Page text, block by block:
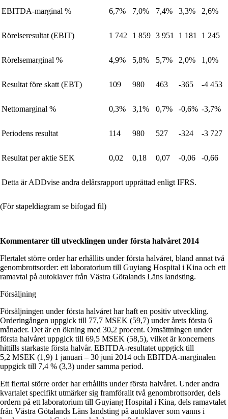
EBITDA-marginal % 6,7% 7,0% 7,4% 3,3% 2,6%
Rörelseresultat (EBIT) 1 742 1 859 3 951 1 181 1 245
Rörelsemarginal % 4,9% 5,8% 5,7% 2,0% 1,0%
Resultat före skatt (EBT) 109 980 463 -365 -4 453
Nettomarginal % 0,3% 3,1% 0,7% -0,6% -3,7%
Periodens resultat 114 980 527 -324 -3 727
Resultat per aktie SEK 0,02 0,18 0,07 -0,06 -0,66
Detta är ADDvise andra delårsrapport upprättad enligt IFRS.
(För stapeldiagram se bifogad fil)
Kommentarer till utvecklingen under första halvåret 2014
Flertalet större order har erhållits under första halvåret, bland annat två
genombrottsorder: ett laboratorium till Guyiang Hospital i Kina och ett
ramavtal på autoklaver från Västra Götalands Läns landsting.
Försäljning
Försäljningen under första halvåret har haft en positiv utveckling.
Orderingången uppgick till 77,7 MSEK (59,7) under årets första 6
månader. Det är en ökning med 30,2 procent. Omsätt­ningen under
första halvåret uppgick till 69,5 MSEK (58,5), vilket är koncernens
hittills starkaste första halvår. EBITDA-resultatet uppgick till
5,2 MSEK (1,9) 1 januari – 30 juni 2014 och EBITDA-marginalen
uppgick till 7,4 % (3,3) under samma period.
Ett flertal större order har erhållits under första halvåret. Under andra
kvartalet specifikt utmärker sig framförallt två genombrottsorder, dels
ordern på ett laboratorium till Guyiang Hospital i Kina, dels ramavtalet
från Västra Götalands Läns landsting på autoklaver som vanns i